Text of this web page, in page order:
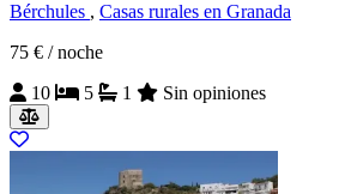
Bérchules , Casas rurales en Granada
75 € / noche
10
5 1 Sin opiniones